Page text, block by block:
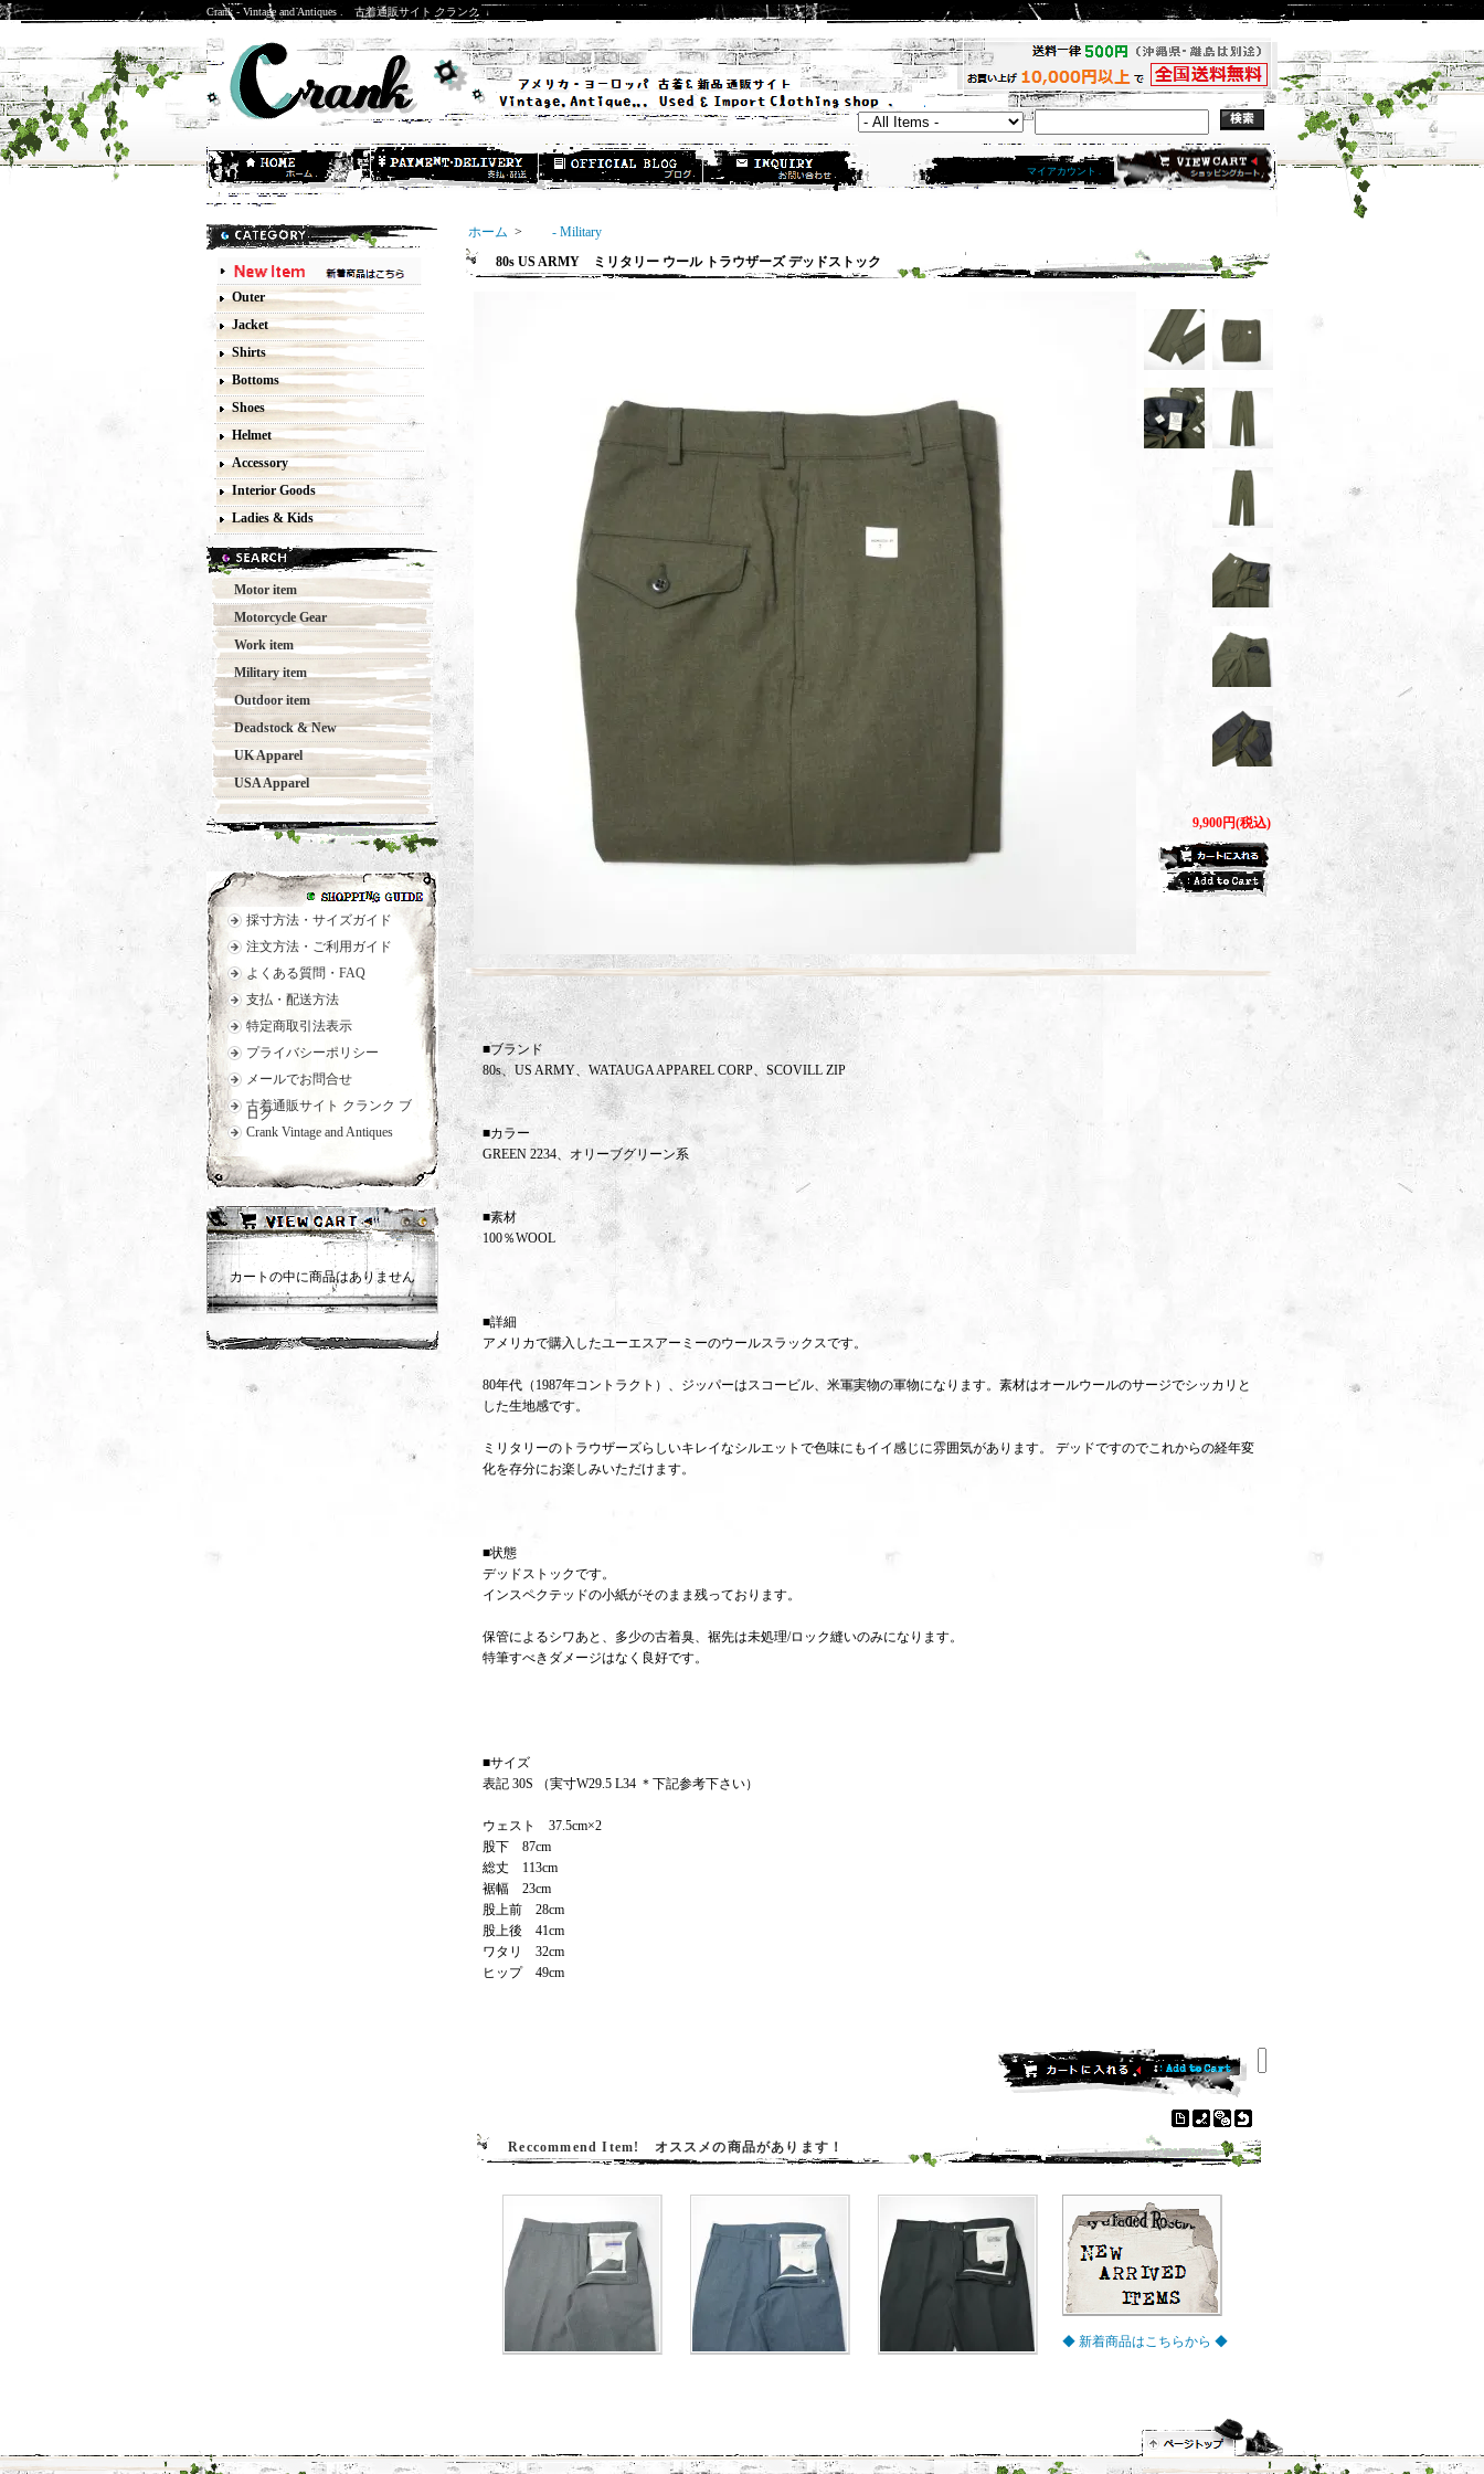
Crank - Vintage and Antiques . 古着通販サイト クランク
マイアカウント .
Outer
Jacket
Shirts
Bottoms
Shoes
Helmet
Accessory
Interior Goods
Ladies & Kids
Motor item
Motorcycle Gear
Work item
Military item
Outdoor item
Deadstock & New
UK Apparel
USA Apparel
採寸方法・サイズガイド
注文方法・ご利用ガイド
よくある質問・FAQ
支払・配送方法
特定商取引法表示
プライバシーポリシー
メールでお問合せ
古着通販サイト クランク ブ
ログ
Crank Vintage and Antiques
カートの中に商品はありません
ホーム >
- Military
80s US ARMY ミリタリー ウール トラウザーズ デッドストック
9,900円(税込)
■ブランド
80s、US ARMY、WATAUGA APPAREL CORP、SCOVILL ZIP
■カラー
GREEN 2234、オリーブグリーン系
■素材
100％WOOL
■詳細
アメリカで購入したユーエスアーミーのウールスラックスです。
80年代（1987年コントラクト）、ジッパーはスコービル、米軍実物の軍物になります。素材はオールウールのサージでシッカリと
した生地感です。
ミリタリーのトラウザーズらしいキレイなシルエットで色味にもイイ感じに雰囲気があります。 デッドですのでこれからの経年変
化を存分にお楽しみいただけます。
■状態
デッドストックです。
インスペクテッドの小紙がそのまま残っております。
保管によるシワあと、多少の古着臭、裾先は未処理/ロック縫いのみになります。
特筆すべきダメージはなく良好です。
■サイズ
表記 30S （実寸W29.5 L34 ＊下記参考下さい）
ウェスト 37.5cm×2
股下 87cm
総丈 113cm
裾幅 23cm
股上前 28cm
股上後 41cm
ワタリ 32cm
ヒップ 49cm
Reccommend Item! オススメの商品があります！
◆ 新着商品はこちらから ◆